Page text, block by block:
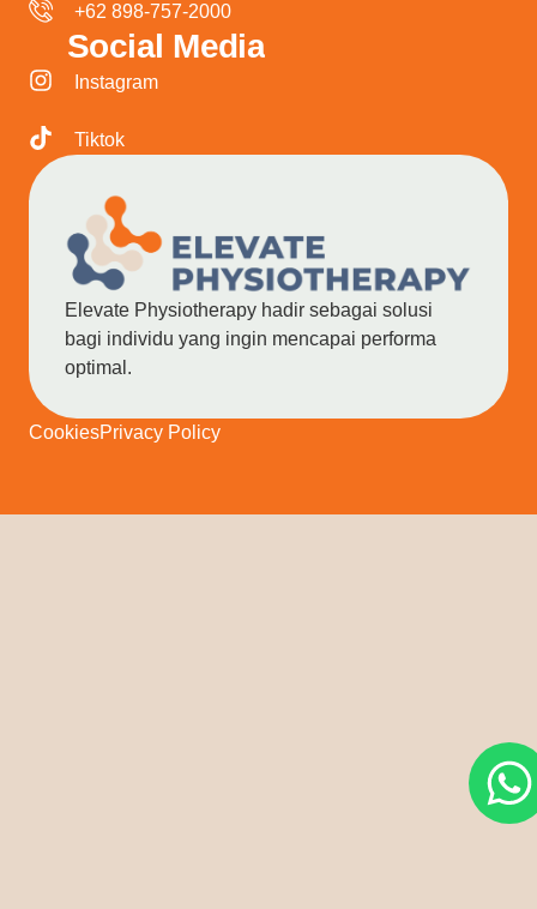
+62 898-757-2000
Social Media
Instagram
Tiktok
Elevate Physiotherapy hadir sebagai solusi
bagi individu yang ingin mencapai performa
optimal.
CookiesPrivacy Policy